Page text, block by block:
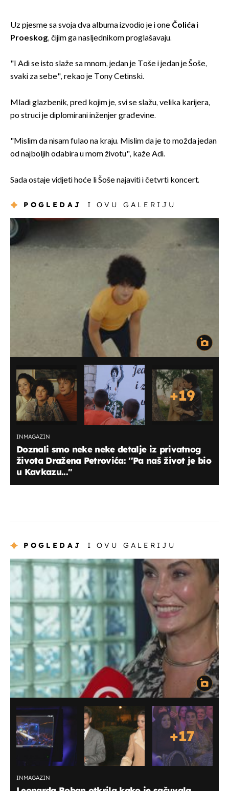
Uz pjesme sa svoja dva albuma izvodio je i one Čolića i
Proeskog, čijim ga nasljednikom proglašavaju.
"I Adi se isto slaže sa mnom, jedan je Toše i jedan je Šoše,
svaki za sebe", rekao je Tony Cetinski.
Mladi glazbenik, pred kojim je, svi se slažu, velika karijera,
po struci je diplomirani inženjer građevine.
"Mislim da nisam fulao na kraju. Mislim da je to možda jedan
od najboljih odabira u mom životu", kaže Adi.
Sada ostaje vidjeti hoće li Šoše najaviti i četvrti koncert.
POGLEDAJ I OVU GALERIJU
+19
INMAGAZIN
Doznali smo neke neke detalje iz privatnog
života Dražena Petrovića: ''Pa naš život je bio
u Kavkazu...''
POGLEDAJ I OVU GALERIJU
+17
INMAGAZIN